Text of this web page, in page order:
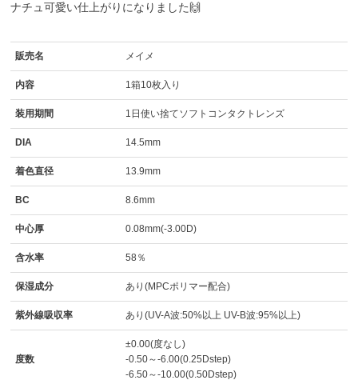
ナチュ可愛い仕上がりになりました🙌
販売名 メイメ
内容 1箱10枚入り
装用期間 1日使い捨てソフトコンタクトレンズ
DIA 14.5mm
着色直径 13.9mm
BC 8.6mm
中心厚 0.08mm(-3.00D)
含水率 58％
保湿成分 あり(MPCポリマー配合)
紫外線吸収率 あり(UV-A波:50%以上 UV-B波:95%以上)
度数
±0.00(度なし)
-0.50～-6.00(0.25Dstep)
-6.50～-10.00(0.50Dstep)